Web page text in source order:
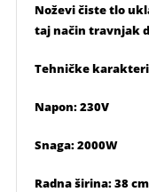
Noževi čiste tlo
taj način travnjak
Tehničke
Napon: 230V
Snaga: 2000W
Radna širina: 38 cm